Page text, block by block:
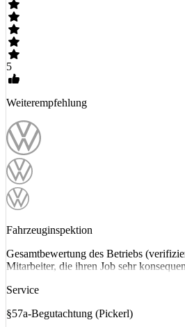
5
Weiterempfehlung
Fahrzeuginspektion
Gesamtbewertung des Betriebs
Mitarbeiter, die ihren Job sehr
Service
§57a-Begutachtung (Pickerl)